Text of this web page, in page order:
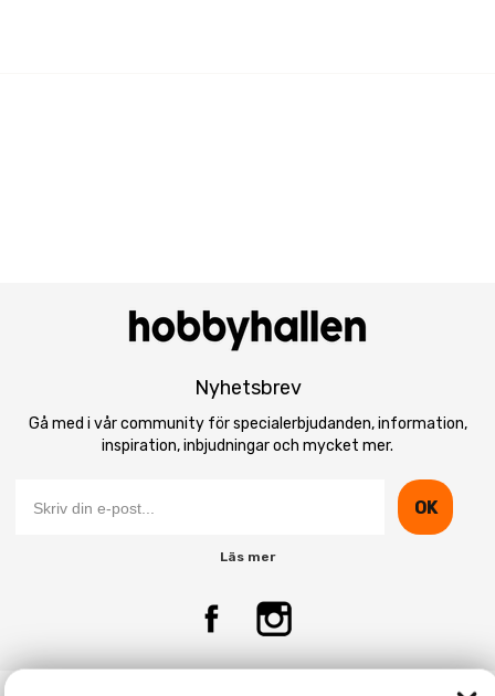
Nyhetsbrev
Gå med i vår community för specialerbjudanden, information,
inspiration, inbjudningar och mycket mer.
OK
Läs mer